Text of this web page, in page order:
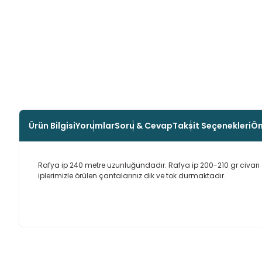
Ürün BilgisiYorumlarSoru & CevapTaksit Seçenekleri
Rafya ip 240 metre uzunluğundadır. Rafya ip 200-210 gr
iplerimizle örülen çantalarınız dik ve tok durmaktadır.
Bu ürünün fiyat bilgisi, resim, ürün açıklamalarında ve